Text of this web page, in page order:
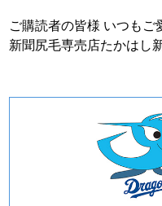
ご購読者の皆様 いつも
新聞尻毛専売店たかはし